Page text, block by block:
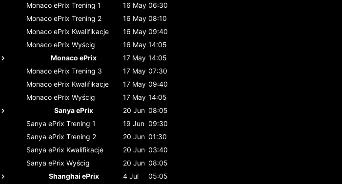
Monaco ePrix Trening 1 16 May 06:30
Monaco ePrix Trening 2 16 May 08:10
Monaco ePrix Kwalifikacje 16 May 09:40
Monaco ePrix Wyścig 16 May 14:05
Monaco ePrix
17 May 14:05
Monaco ePrix Trening 3 17 May 07:30
Monaco ePrix Kwalifikacje 17 May 09:40
Monaco ePrix Wyścig 17 May 14:05
Sanya ePrix
20 Jun 08:05
Sanya ePrix Trening 1 19 Jun 09:30
Sanya ePrix Trening 2 20 Jun 01:30
Sanya ePrix Kwalifikacje 20 Jun 03:40
Sanya ePrix Wyścig 20 Jun 08:05
Shanghai ePrix
4 Jul
05:05